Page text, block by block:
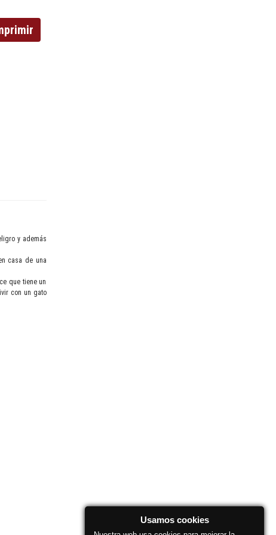
y además
casa de una
que tiene un
con un gato
Usamos cookies